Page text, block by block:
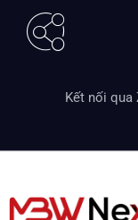
Kết nối qua